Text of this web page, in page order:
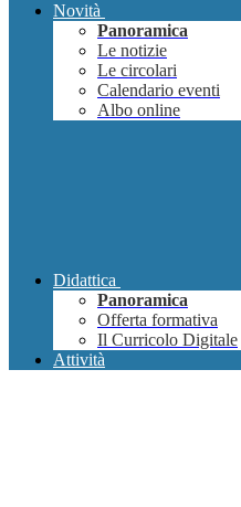
Novità
Panoramica
Le notizie
Le circolari
Calendario eventi
Albo online
Didattica
Panoramica
Offerta formativa
Il Curricolo Digitale
Attività